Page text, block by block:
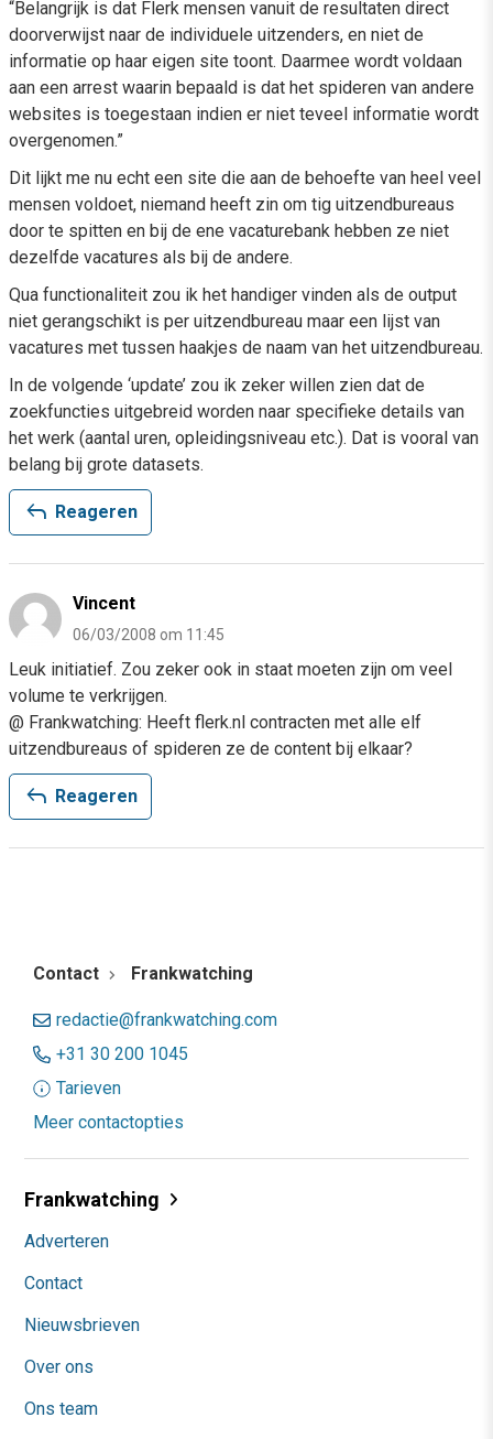
“Belangrijk is dat Flerk mensen vanuit de resultaten direct
doorverwijst naar de individuele uitzenders, en niet de
informatie op haar eigen site toont. Daarmee wordt voldaan
aan een arrest waarin bepaald is dat het spideren van andere
websites is toegestaan indien er niet teveel informatie wordt
overgenomen.”
Dit lijkt me nu echt een site die aan de behoefte van heel veel
mensen voldoet, niemand heeft zin om tig uitzendbureaus
door te spitten en bij de ene vacaturebank hebben ze niet
dezelfde vacatures als bij de andere.
Qua functionaliteit zou ik het handiger vinden als de output
niet gerangschikt is per uitzendbureau maar een lijst van
vacatures met tussen haakjes de naam van het uitzendbureau.
In de volgende ‘update’ zou ik zeker willen zien dat de
zoekfuncties uitgebreid worden naar specifieke details van
het werk (aantal uren, opleidingsniveau etc.). Dat is vooral van
belang bij grote datasets.
reply Reageren
Vincent
06/03/2008 om 11:45
Leuk initiatief. Zou zeker ook in staat moeten zijn om veel
volume te verkrijgen.
@ Frankwatching: Heeft flerk.nl contracten met alle elf
uitzendbureaus of spideren ze de content bij elkaar?
reply Reageren
Contact Frankwatching
redactie@frankwatching.com
+31 30 200 1045
Tarieven
Meer contactopties
Frankwatching
Adverteren
Contact
Nieuwsbrieven
Over ons
Ons team